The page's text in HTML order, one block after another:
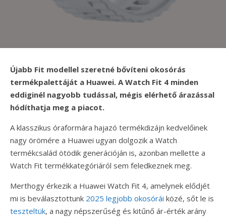
Újabb Fit modellel szeretné bővíteni okosórás
termékpalettáját a Huawei. A Watch Fit 4 minden
eddiginél nagyobb tudással, mégis elérhető árazással
hódíthatja meg a piacot.
A klasszikus óraformára hajazó termékdizájn kedvelőinek
nagy örömére a Huawei ugyan dolgozik a Watch
termékcsalád ötödik generációján is, azonban mellette a
Watch Fit termékkategóriáról sem feledkeznek meg.
Merthogy érkezik a Huawei Watch Fit 4, amelynek elődjét
mi is beválasztottunk 2025 legjobb okosórái közé, sőt le is
teszteltük, a nagy népszerűség és kitűnő ár-érték arány